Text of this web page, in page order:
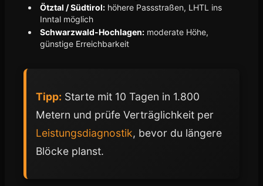
Ötztal / Südtirol: höhere Passstraßen, LHTL ins
Inntal möglich
Schwarzwald-Hochlagen: moderate Höhe,
günstige Erreichbarkeit
Tipp: Starte mit 10 Tagen in 1.800
Metern und prüfe Verträglichkeit per
Leistungsdiagnostik, bevor du längere
Blöcke planst.